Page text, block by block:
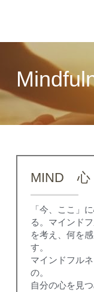
MIND　心
「今、ここ」
る。マインド
を考え、何を
す。
マインドフル
の。
自分の心を見